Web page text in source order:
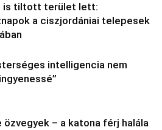
is tiltott terület lett:
a ciszjordániai telepesek
intelligencia nem
özvegyek – a katona férj halála